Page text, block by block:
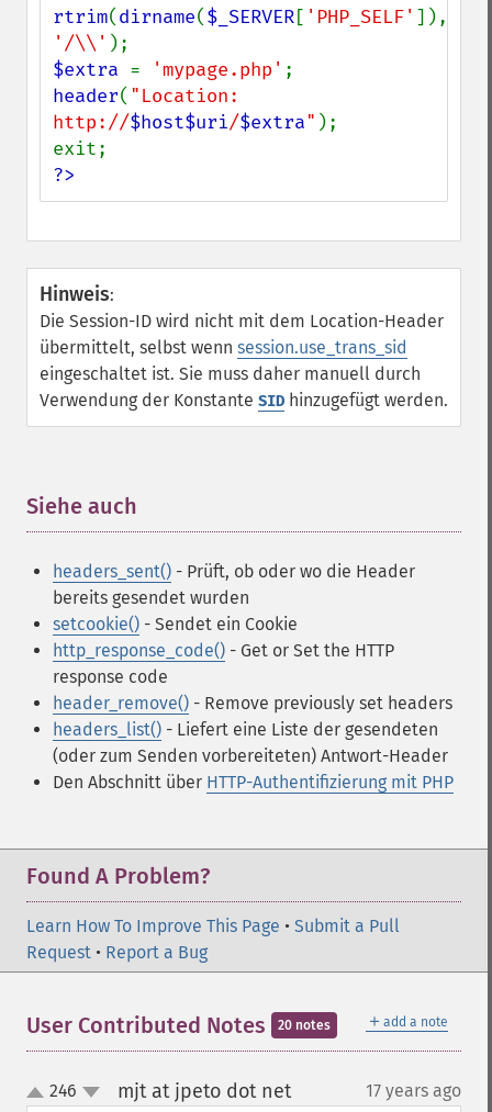
rtrim(dirname($_SERVER[ 'PHP_SELF'
'/\\'
$extra = 'mypage.php'
header( "Location:
http://$host$uri/$extra" );
?>
Hinweis:
Die Session-ID wird nicht mit dem Location-Header
übermittelt, selbst wenn session.use_trans_sid
eingeschaltet ist. Sie muss daher manuell durch
Verwendung der Konstante SID hinzugefügt werden.
Siehe auch
headers_sent() - Prüft, ob oder wo die Header
bereits gesendet wurden
setcookie() - Sendet ein Cookie
http_response_code() - Get or Set the HTTP
response code
header_remove() - Remove previously set headers
headers_list() - Liefert eine Liste der gesendeten
(oder zum Senden vorbereiteten) Antwort-Header
Den Abschnitt über HTTP-Authentifizierung mit PHP
Found A Problem?
Learn How To Improve This Page • Submit a Pull
Request • Report a Bug
＋ add a note
User Contributed Notes 20 notes
up246 mjt at jpeto dot net¶ 17 years ago